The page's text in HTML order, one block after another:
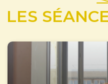
LES